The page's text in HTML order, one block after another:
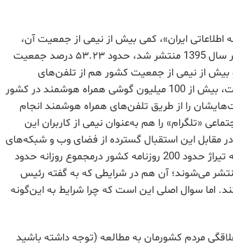
ایران»، کمی بیش از نیمی از جمعیت آن،
کاربران اینترنت و تلفن‌های هوشمند هستند. طبق این بررسی که اواخر سال 1395 منتشر شد، حدود ۵۳.۲۳ درصد جمعیت
نفر کاربر اینترنت هستند و بیش از نیمی از جمعیت کشور هم از تلفن‌های
هوشمند استفاده می‌کنند. همچنین به گفته آذری جهرمی، وزیر ارتباطات، بیش از 100 میلیون گوشی همراه هوشمند در کشور
و فعالیت‌هایشان را از طریق تلفن‌های همراه هوشمند انجام
تعداد 40میلیون کاربر شبکه اجتماعی «تلگرام» را هم به‌عنوان نیمی از کاربران این
مقابل این استقبال گسترده از فضای وب و شبکه‌های
مجازی، روزگار رسانه‌های مکتوب در ایران اصلا خوب نیست؛ تا جایی که تیراژ حدود 200 روزنامه کشور درمجموع روزانه حدود
بیش از 80 میلیون نفری ایران منتشر می‌شوند؛ آن هم در شرایطی که به گفته رئیس
کشور باسواد هستند. اما سوال اصلی این است که چرا شرایط به این‌گونه
مردم کشورمان به مطالعه (توجه داشته باشید